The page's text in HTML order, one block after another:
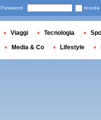
Password ricorda
Viaggi Tecnologia
Media & Co Lifestyle